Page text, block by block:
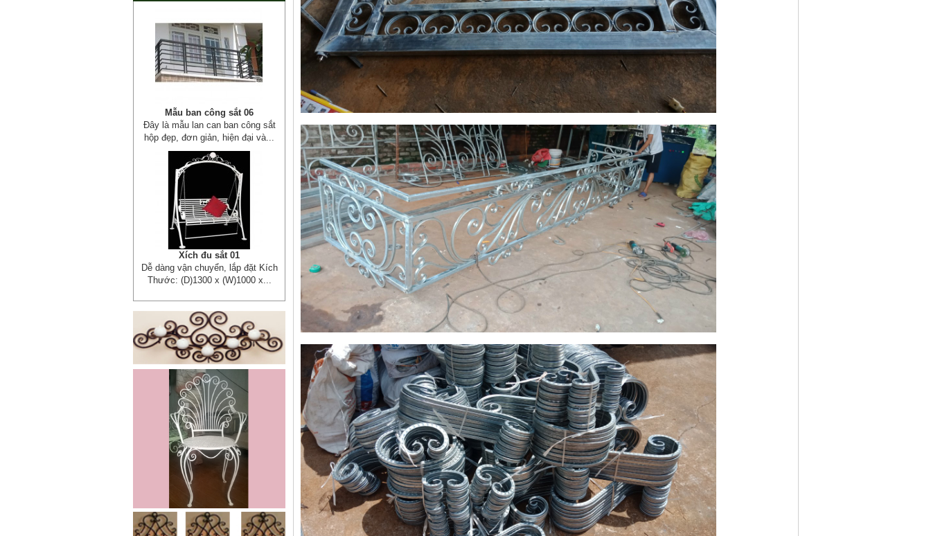
Mẫu giường sắt đẹp _ 51
Giường sắt đẹp phong cách hiện
đại phù hợp nhiều lứa tuổi
Giường sắt đủ mọi...
Lá thép đúc - phụ kiện sắt mỹ
thuật
Cửa cổng sắt mỹ thuật 19
Cửa cống sắt đẹp cho mọi không
gian nhà riêng, biệt thự, nhà sân...